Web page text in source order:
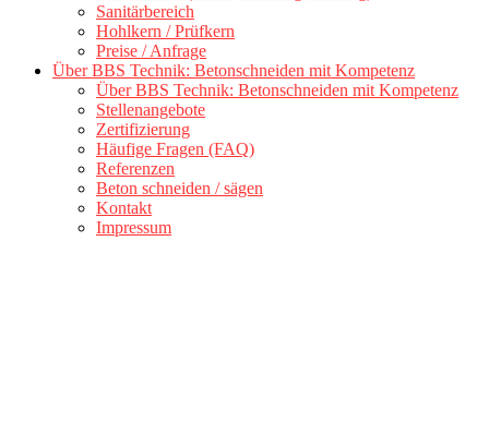
Sanitärbereich
Hohlkern / Prüfkern
Preise / Anfrage
Über BBS Technik: Betonschneiden mit Kompetenz
Über BBS Technik: Betonschneiden mit Kompetenz
Stellenangebote
Zertifizierung
Häufige Fragen (FAQ)
Referenzen
Beton schneiden / sägen
Kontakt
Impressum